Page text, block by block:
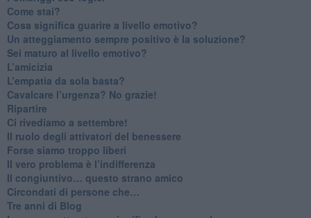
​Come stai?
Cosa significa guarire a livello emotivo?
​Un atteggiamento sempre positivo è la soluzione?
​Sei maturo al livello emotivo?
​L’amicizia
​L’empatia da sola basta?
​Cavalcare l’urgenza? No grazie!
Ripartire
​Ci rivediamo a settembre!
​Il ruolo degli attivatori del benessere
​Forse siamo troppo liberi
​Il vero problema è l’indifferenza
​Il congiuntivo… questo strano amico
​Circondati di persone che…
​Tre anni di Blog